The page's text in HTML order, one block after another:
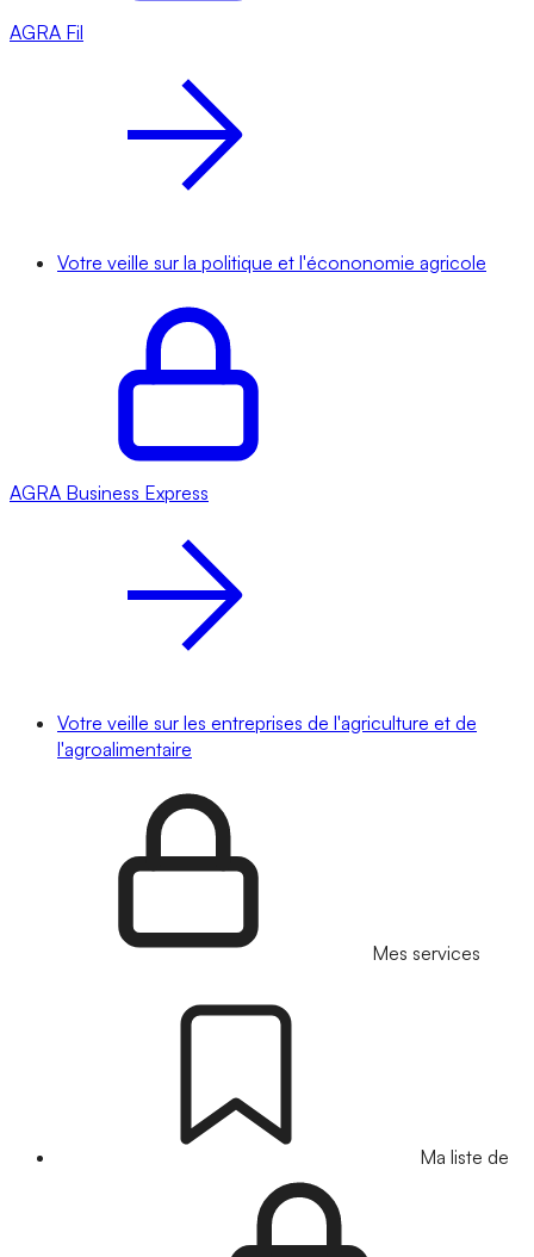
AGRA Fil
Votre veille sur la politique et l'écononomie agricole
AGRA Business Express
Votre veille sur les entreprises de l'agriculture et de
l'agroalimentaire
Mes services
Ma liste de